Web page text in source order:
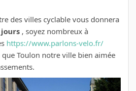
des villes cyclable vous donnera
, soyez nombreux à
https://www.parlons-velo.fr/
Toulon notre ville bien aimée